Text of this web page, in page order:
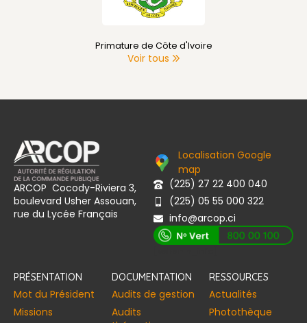
Primature de Côte d'Ivoire
Voir tous
ARCOP Cocody-Riviera 3,
boulevard Usher Assouan,
rue du Lycée Français
Localisation Google
map
(225) 27 22 400 040
(225) 05 55 000 322
info@arcop.ci
PRÉSENTATION
Mot du Président
Missions
DOCUMENTATION
Audits de gestion
Audits
RESSOURCES
Actualités
Photothèque